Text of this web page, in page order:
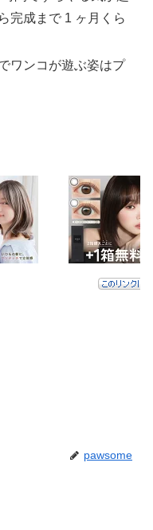
完成まで 1 ヶ月くら
ワンコが遊ぶ姿はプ
pawsome